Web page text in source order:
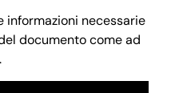
necessarie
documento come ad